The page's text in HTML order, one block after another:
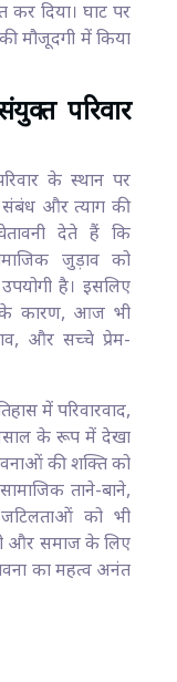
दिया। घाट पर
मौजूदगी में किया
परिवार
के स्थान पर
संबंध और त्याग की
देते हैं कि
जुड़ाव को
है। इसलिए
के कारण, आज भी
और सच्चे प्रेम-
में परिवारवाद,
के रूप में देखा
की शक्ति को
ताने-बाने,
को भी
और समाज के लिए
का महत्व अनंत